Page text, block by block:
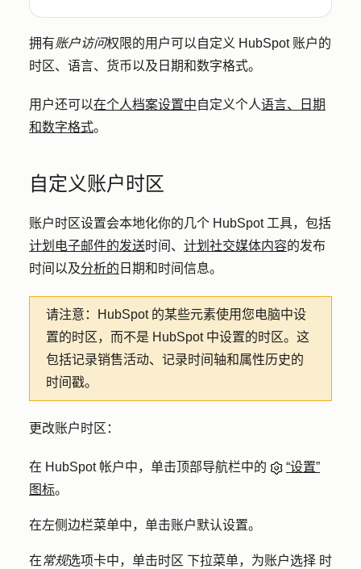
拥有账户访问权限的用户可以自定义 HubSpot 账户的
时区、语言、货币以及日期和数字格式。
用户还可以在个人档案设置中自定义个人语言、日期
和数字格式。
自定义账户时区
账户时区设置会本地化你的几个 HubSpot 工具，包括
计划电子邮件的发送时间、 计划社交媒体内容的发布
时间以及分析的 日期和时间信息。
请注意：
HubSpot 的某些元素使用您电脑中设
置的时区，而不是 HubSpot 中设置的时区。这
包括记录销售活动、记录时间轴和属性历史的
时间戳。
更改账户时区：
在 HubSpot 帐户中，单击顶部导航栏中的
“设置”
图标。
在左侧边栏菜单中，单击账户默认设置。
在常规选项卡中，单击时区 下拉菜单，为账户选择 时